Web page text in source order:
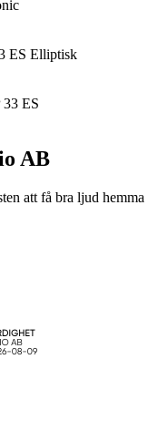
ES Elliptisk
33 ES
AB
att få bra ljud hemma